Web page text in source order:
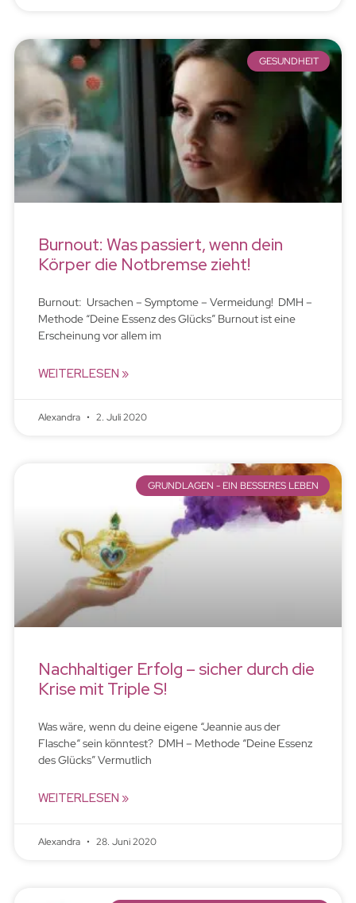
GESUNDHEIT
Burnout: Was passiert, wenn dein
Körper die Notbremse zieht!
Burnout: Ursachen – Symptome – Vermeidung! DMH –
Methode “Deine Essenz des Glücks” Burnout ist eine
Erscheinung vor allem im
WEITERLESEN »
Alexandra 2. Juli 2020
GRUNDLAGEN - EIN BESSERES LEBEN
Nachhaltiger Erfolg – sicher durch die
Krise mit Triple S!
Was wäre, wenn du deine eigene “Jeannie aus der
Flasche“ sein könntest? DMH – Methode “Deine Essenz
des Glücks” Vermutlich
WEITERLESEN »
Alexandra 28. Juni 2020